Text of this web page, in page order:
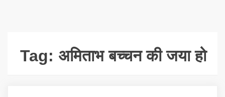
Tag: अमिताभ बच्चन की जया हो